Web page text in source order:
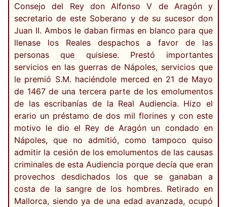
Consejo del Rey don Alfonso V de Aragón y
secretario de este Soberano y de su sucesor don
Juan II. Ambos le daban firmas en blanco para que
llenase los Reales despachos a favor de las
personas que quisiese. Prestó importantes
servicios en las guerras de Nápoles, servicios que
le premió S.M. haciéndole merced en 21 de Mayo
de 1467 de una tercera parte de los emolumentos
de las escribanías de la Real Audiencia. Hizo el
erario un préstamo de dos mil florines y con este
motivo le dio el Rey de Aragón un condado en
Nápoles, que no admitió, como tampoco quiso
admitir la cesión de los emolumentos de las causas
criminales de esta Audiencia porque decía que eran
provechos desdichados los que se ganaban a
costa de la sangre de los hombres. Retirado en
Mallorca, siendo ya de una edad avanzada, ocupó